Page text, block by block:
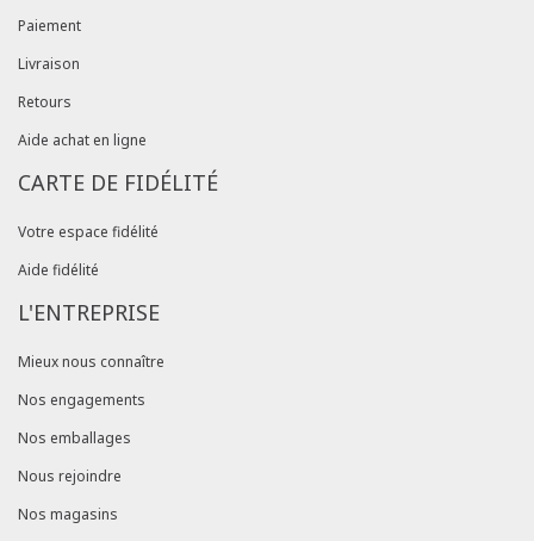
Paiement
Livraison
Retours
Aide achat en ligne
CARTE DE FIDÉLITÉ
Votre espace fidélité
Aide fidélité
L'ENTREPRISE
Mieux nous connaître
Nos engagements
Nos emballages
Nous rejoindre
Nos magasins